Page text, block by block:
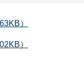
）
）